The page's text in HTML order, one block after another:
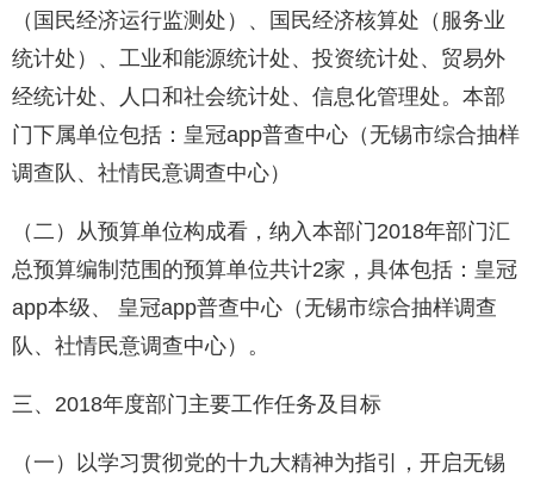
（国民经济运行监测处）、国民经济核算处（服务业
统计处）、工业和能源统计处、投资统计处、贸易外
经统计处、人口和社会统计处、信息化管理处。本部
门下属单位包括：皇冠app普查中心（无锡市综合抽样
调查队、社情民意调查中心）
（二）从预算单位构成看，纳入本部门2018年部门汇
总预算编制范围的预算单位共计2家，具体包括：皇冠
app本级、 皇冠app普查中心（无锡市综合抽样调查
队、社情民意调查中心）。
三、2018年度部门主要工作任务及目标
（一）以学习贯彻党的十九大精神为指引，开启无锡